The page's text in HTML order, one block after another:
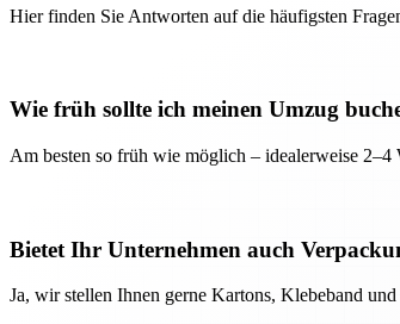
Hier finden Sie Antworten auf die häufigsten
Wie früh sollte ich meinen Umzug
Am besten so früh wie möglich – idealerweise
Bietet Ihr Unternehmen auch
Ja, wir stellen Ihnen gerne Kartons, Klebeband